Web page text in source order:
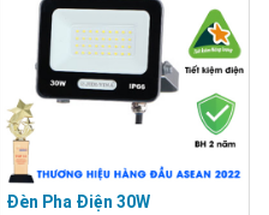
Đèn Pha Điện 30W